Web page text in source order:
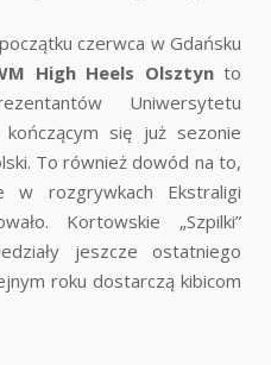
czerwca w Gdańsku
High Heels Olsztynto
Uniwersytetu
się już sezonie
To również dowód na to,
w rozgrywkach Ekstraligi
Kortowskie „Szpilki”
jeszcze ostatniego
roku dostarczą kibicom